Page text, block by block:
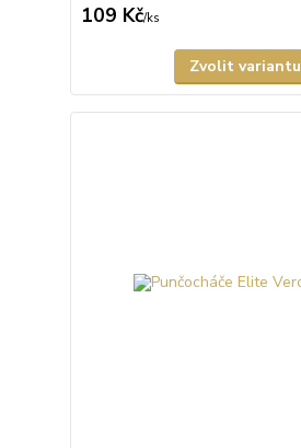
109 Kč/ks
Zvolit variantu